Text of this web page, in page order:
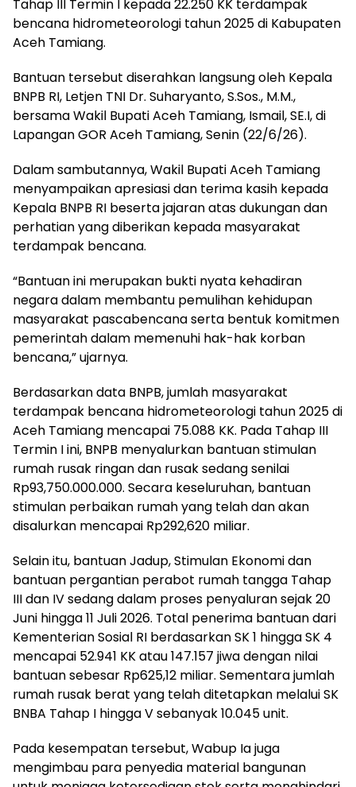
Tahap III Termin I kepada 22.250 KK terdampak
bencana hidrometeorologi tahun 2025 di Kabupaten
Aceh Tamiang.
Bantuan tersebut diserahkan langsung oleh Kepala
BNPB RI, Letjen TNI Dr. Suharyanto, S.Sos., M.M.,
bersama Wakil Bupati Aceh Tamiang, Ismail, SE.I, di
Lapangan GOR Aceh Tamiang, Senin (22/6/26).
Dalam sambutannya, Wakil Bupati Aceh Tamiang
menyampaikan apresiasi dan terima kasih kepada
Kepala BNPB RI beserta jajaran atas dukungan dan
perhatian yang diberikan kepada masyarakat
terdampak bencana.
“Bantuan ini merupakan bukti nyata kehadiran
negara dalam membantu pemulihan kehidupan
masyarakat pascabencana serta bentuk komitmen
pemerintah dalam memenuhi hak-hak korban
bencana,” ujarnya.
Berdasarkan data BNPB, jumlah masyarakat
terdampak bencana hidrometeorologi tahun 2025 di
Aceh Tamiang mencapai 75.088 KK. Pada Tahap III
Termin I ini, BNPB menyalurkan bantuan stimulan
rumah rusak ringan dan rusak sedang senilai
Rp93,750.000.000. Secara keseluruhan, bantuan
stimulan perbaikan rumah yang telah dan akan
disalurkan mencapai Rp292,620 miliar.
Selain itu, bantuan Jadup, Stimulan Ekonomi dan
bantuan pergantian perabot rumah tangga Tahap
III dan IV sedang dalam proses penyaluran sejak 20
Juni hingga 11 Juli 2026. Total penerima bantuan dari
Kementerian Sosial RI berdasarkan SK 1 hingga SK 4
mencapai 52.941 KK atau 147.157 jiwa dengan nilai
bantuan sebesar Rp625,12 miliar. Sementara jumlah
rumah rusak berat yang telah ditetapkan melalui SK
BNBA Tahap I hingga V sebanyak 10.045 unit.
Pada kesempatan tersebut, Wabup Ia juga
mengimbau para penyedia material bangunan